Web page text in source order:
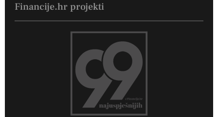
Financije.hr projekti